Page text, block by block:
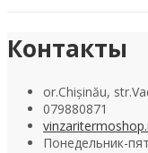
Контакты
or.Chișinău,
079880871
Понедельник-